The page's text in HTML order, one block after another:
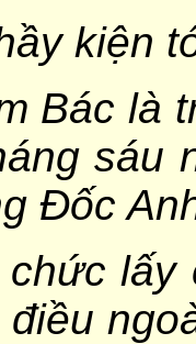
kiện
Bác là
sáu
Đốc